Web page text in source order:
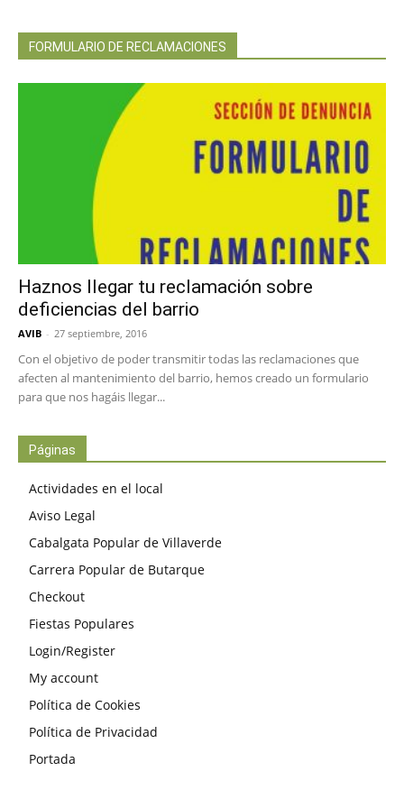
FORMULARIO DE RECLAMACIONES
Haznos llegar tu reclamación sobre
deficiencias del barrio
AVIB - 27 septiembre, 2016
Con el objetivo de poder transmitir todas las reclamaciones que
afecten al mantenimiento del barrio, hemos creado un formulario
para que nos hagáis llegar...
Páginas
Actividades en el local
Aviso Legal
Cabalgata Popular de Villaverde
Carrera Popular de Butarque
Checkout
Fiestas Populares
Login/Register
My account
Política de Cookies
Política de Privacidad
Portada